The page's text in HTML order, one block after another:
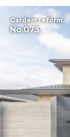
Gardem reform
No.073